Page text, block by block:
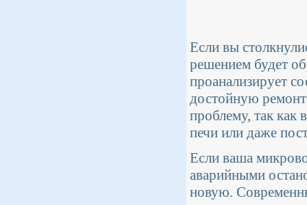
Если вы
решением будет
проанализирует
достойную ремонт
проблему, так
печи или даже
Если ваша
аварийными
новую.